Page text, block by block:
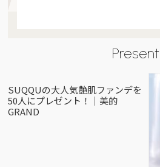
Present
SUQQUの大人気艶肌ファンデを
50人にプレゼント！｜美的
GRAND